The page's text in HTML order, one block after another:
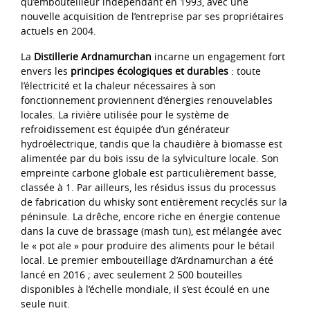
nouvelle acquisition de l’entreprise par ses propriétaires
actuels en 2004.
La Distillerie Ardnamurchan incarne un engagement fort
envers les principes écologiques et durables : toute
l’électricité et la chaleur nécessaires à son
fonctionnement proviennent d’énergies renouvelables
locales. La rivière utilisée pour le système de
refroidissement est équipée d’un générateur
hydroélectrique, tandis que la chaudière à biomasse est
alimentée par du bois issu de la sylviculture locale. Son
empreinte carbone globale est particulièrement basse,
classée à 1. Par ailleurs, les résidus issus du processus
de fabrication du whisky sont entièrement recyclés sur la
péninsule. La drêche, encore riche en énergie contenue
dans la cuve de brassage (mash tun), est mélangée avec
le « pot ale » pour produire des aliments pour le bétail
local. Le premier embouteillage d’Ardnamurchan a été
lancé en 2016 ; avec seulement 2 500 bouteilles
disponibles à l’échelle mondiale, il s’est écoulé en une
seule nuit.